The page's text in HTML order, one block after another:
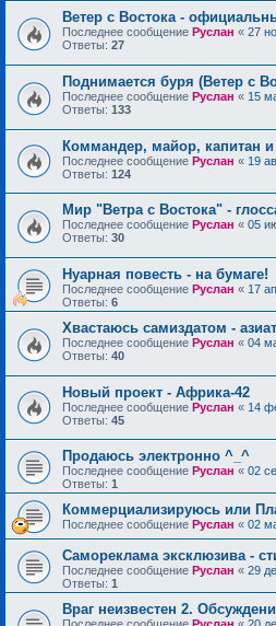
Ветер с Востока -
Последнее сообщение Руслан « 27
Ответы: 27
Поднимается буря (Ветер с
Последнее сообщение Руслан « 15
Ответы: 133
Коммандер, майор, капитан
Последнее сообщение Руслан « 19
Ответы: 124
Мир "Ветра с Востока" -
Последнее сообщение Руслан « 05
Ответы: 30
Нуарная повесть - на бумаге!
Последнее сообщение Руслан « 17
Ответы: 6
Хвастаюсь самиздатом -
Последнее сообщение Руслан « 04
Ответы: 40
Новый проект - Африка-42
Последнее сообщение Руслан « 14
Ответы: 45
Продаюсь электронно ^_^
Последнее сообщение Руслан « 02
Ответы: 1
Коммерциализируюсь или
Последнее сообщение Руслан « 02
Самореклама эксклюзива -
Последнее сообщение Руслан « 29
Ответы: 1
Враг неизвестен 2.